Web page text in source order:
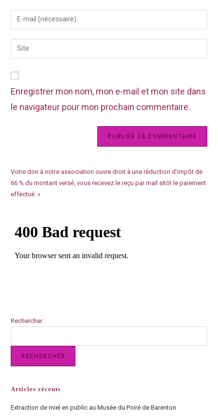
Enregistrer mon nom, mon e-mail et mon site dans
le navigateur pour mon prochain commentaire.
Votre don à notre association ouvre droit à une réduction d’impôt de
66 % du montant versé, vous recevez le reçu par mail sitôt le paiement
effectué. »
Rechercher
RECHERCHER
Articles récents
Extraction de miel en public au Musée du Poiré de Barenton